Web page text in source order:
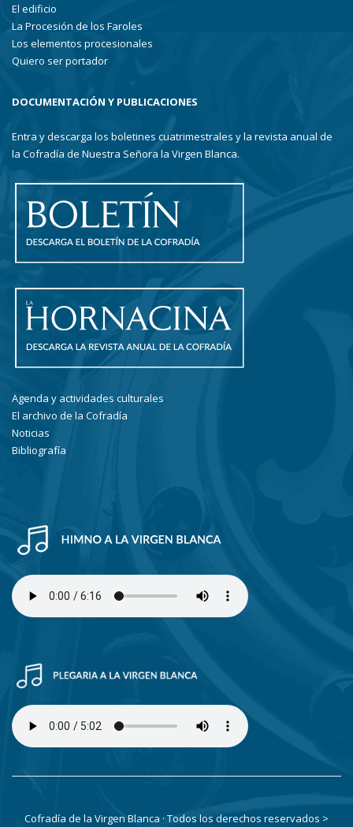
El edificio
La Procesión de los Faroles
Los elementos procesionales
Quiero ser portador
DOCUMENTACIÓN Y PUBLICACIONES
Entra y descarga los boletines cuatrimestrales y la revista anual de
la Cofradía de Nuestra Señora la Virgen Blanca.
Agenda y actividades culturales
El archivo de la Cofradía
Noticias
Bibliografía
Cofradía de la Virgen Blanca · Todos los derechos reservados >